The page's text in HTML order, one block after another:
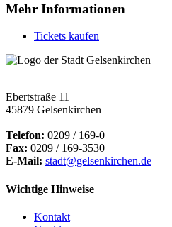
Mehr Informationen
Tickets kaufen
Ebertstraße 11
45879 Gelsenkirchen
Telefon: 0209 / 169-0
Fax: 0209 / 169-3530
E-Mail: stadt@gelsenkirchen.de
Wichtige Hinweise
Kontakt